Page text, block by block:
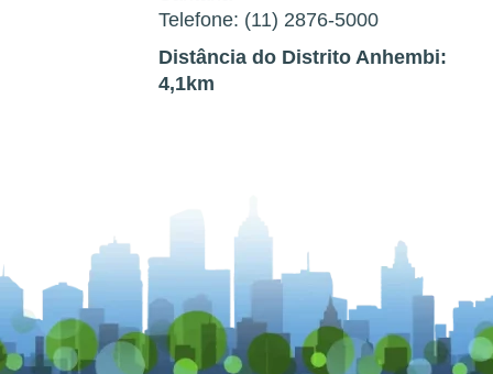
Telefone: (11) 2876-5000
Distância do Distrito Anhembi:
4,1km